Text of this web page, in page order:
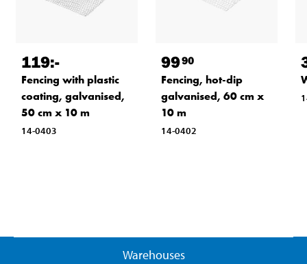
119:-
Fencing with plastic
coating, galvanised,
50 cm x 10 m
14-0403
9990
Fencing, hot-dip
galvanised, 60 cm x
10 m
14-0402
Warehouses